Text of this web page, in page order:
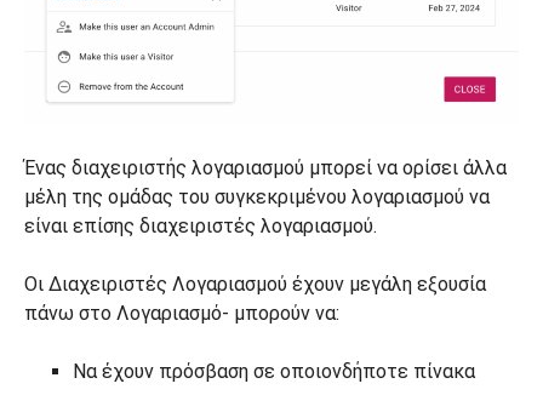
Ένας διαχειριστής λογαριασμού μπορεί να ορίσει άλλα
μέλη της ομάδας του συγκεκριμένου λογαριασμού να
είναι επίσης διαχειριστές λογαριασμού.
Οι Διαχειριστές Λογαριασμού έχουν μεγάλη εξουσία
πάνω στο Λογαριασμό- μπορούν να:
Να έχουν πρόσβαση σε οποιονδήποτε πίνακα